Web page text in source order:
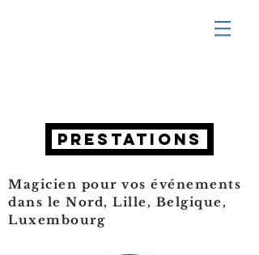
prestations
Magicien pour vos événements
dans le Nord, Lille, Belgique,
Luxembourg